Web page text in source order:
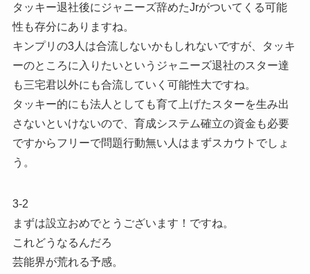
タッキー退社後にジャニーズ辞めたJrがついてくる可能
性も存分にありますね。
キンプリの3人は合流しないかもしれないですが、タッキ
ーのところに入りたいというジャニーズ退社のスター達
も三宅君以外にも合流していく可能性大ですね。
タッキー的にも法人としても育て上げたスターを生み出
さないといけないので、育成システム確立の資金も必要
ですからフリーで問題行動無い人はまずスカウトでしょ
う。
3-2
まずは設立おめでとうございます！ですね。
これどうなるんだろ
芸能界が荒れる予感。